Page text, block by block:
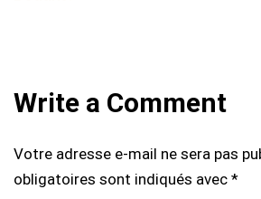
Write a Comment
Votre adresse e-mail ne sera pas
obligatoires sont indiqués avec *